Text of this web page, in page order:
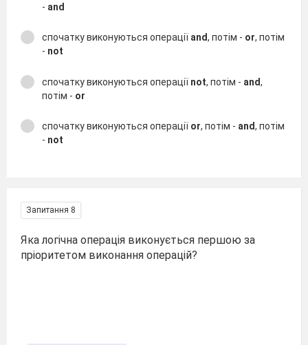
- and
спочатку виконуються операції and, потім - or, потім
- not
спочатку виконуються операції not, потім - and,
потім - or
спочатку виконуються операції or, потім - and, потім
- not
Запитання 8
Яка логічна операція виконується першою за
пріоритетом виконання операцій?